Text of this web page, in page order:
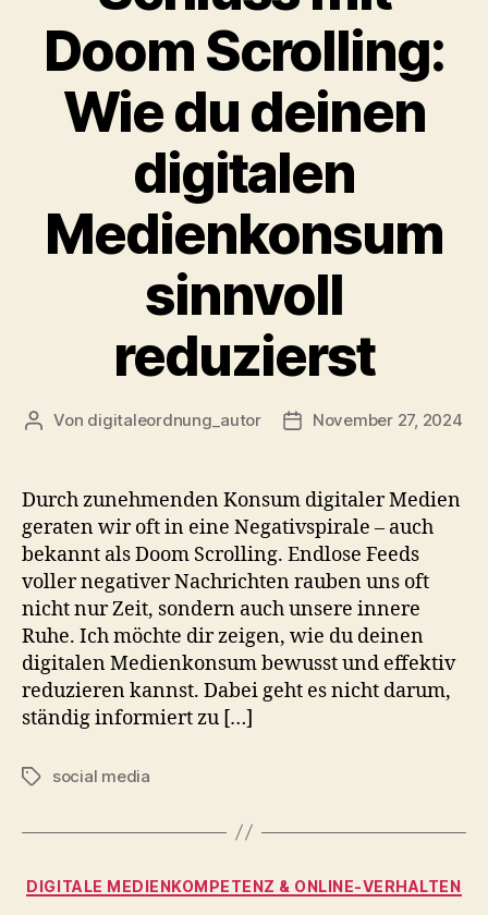
Doom Scrolling:
Wie du deinen
digitalen
Medienkonsum
sinnvoll
reduzierst
Beitragsautor
Von digitaleordnung_autor Veröffentlichungsdatum
November 27, 2024
Durch zunehmenden Konsum digitaler Medien
geraten wir oft in eine Negativspirale – auch
bekannt als Doom Scrolling. Endlose Feeds
voller negativer Nachrichten rauben uns oft
nicht nur Zeit, sondern auch unsere innere
Ruhe. Ich möchte dir zeigen, wie du deinen
digitalen Medienkonsum bewusst und effektiv
reduzieren kannst. Dabei geht es nicht darum,
ständig informiert zu […]
Schlagwörter
social media
Kategorien
DIGITALE MEDIENKOMPETENZ & ONLINE‑VERHALTEN